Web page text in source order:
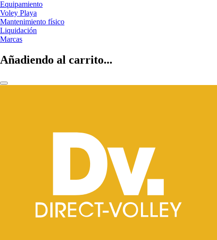
Equipamiento
Voley Playa
Mantenimiento físico
Liquidación
Marcas
Añadiendo al carrito...